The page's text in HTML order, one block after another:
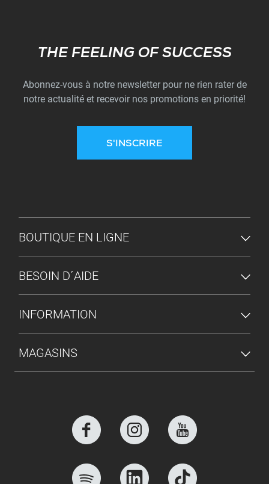
Subscribe
THE FEELING OF SUCCESS
Abonnez-vous à notre newsletter pour ne rien rater de
notre actualité et recevoir nos promotions en priorité!
S'INSCRIRE
MENU DU PIED DE PAGE
BOUTIQUE EN LIGNE
BESOIN D´AIDE
INFORMATION
MAGASINS